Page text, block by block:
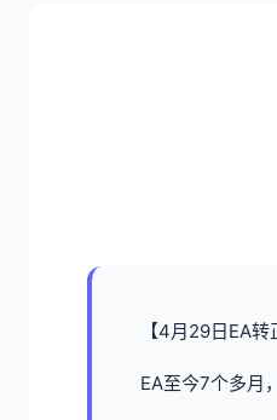
【4月29日EA转
EA至今7个多月